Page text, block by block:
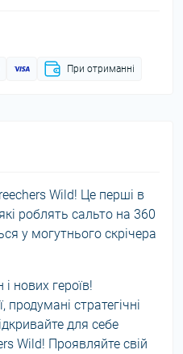
При отриманні
Wild! Це перші в
роблять сальто на 360
у могутнього скрічера
нових героїв!
стратегічні
для себе
Wild! Проявляйте свій